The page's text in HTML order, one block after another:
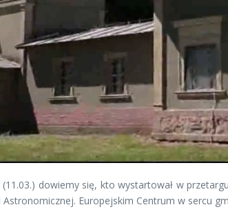
(11.03.) dowiemy się, kto wystartował w
Astronomicznej. Europejskim Centrum w sercu